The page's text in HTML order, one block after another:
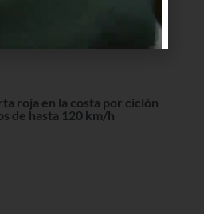
roja en la costa por ciclón
de hasta 120 km/h